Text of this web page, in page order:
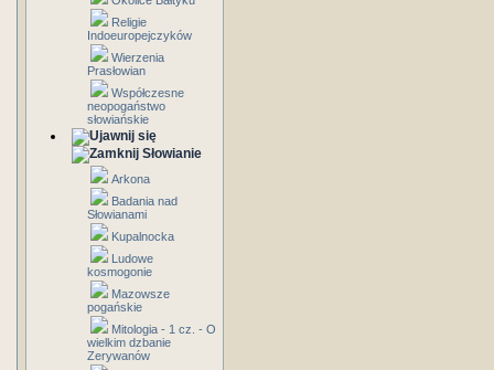
Religie
Indoeuropejczyków
Wierzenia
Prasłowian
Współczesne
neopogaństwo
słowiańskie
Słowianie
Arkona
Badania nad
Słowianami
Kupalnocka
Ludowe
kosmogonie
Mazowsze
pogańskie
Mitologia - 1 cz. - O
wielkim dzbanie
Zerywanów